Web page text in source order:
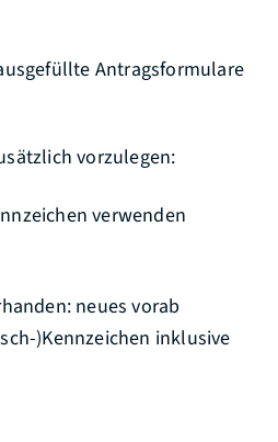
Antragsformulare
vorzulegen:
verwenden
neues vorab
)Kennzeichen inklusive